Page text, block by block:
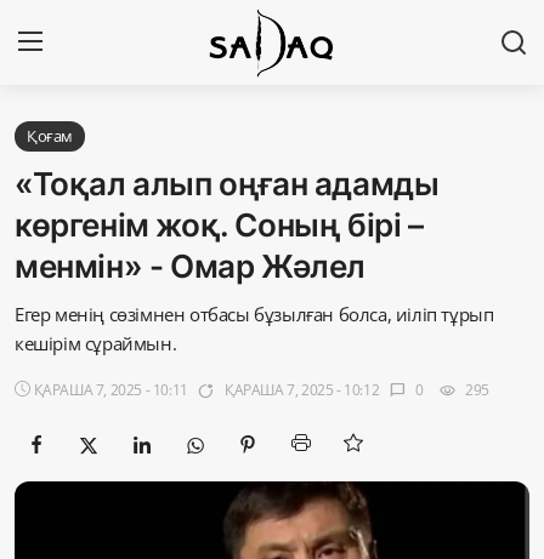
Басты бет
Редакциялық байланыстар
Материалдарды қолдану тәртібі
Саясат
Sadaq TV
Қоғам
«Тоқал алып оңған адамды
көргенім жоқ. Соның бірі –
менмін» - Омар Жәлел
Егер менің сөзімнен отбасы бұзылған болса, иіліп тұрып
кешірім сұраймын.
ҚАРАША 7, 2025 - 10:11 app_badging ҚАРАША 7, 2025 - 10:12 chat_bubble 0 visibility 295